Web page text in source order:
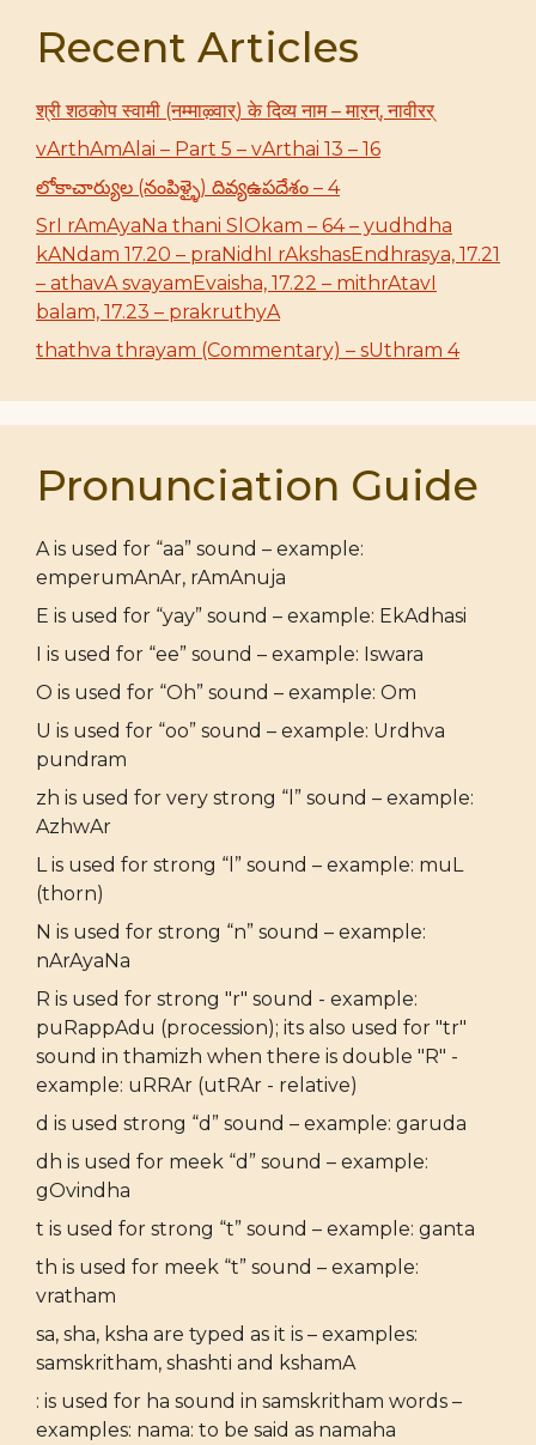
Recent Articles
श्री शठकोप स्वामी (नम्माऴ्वार्) के दिव्य नाम – माऱन्, नावीरर्
vArthAmAlai – Part 5 – vArthai 13 – 16
లోకాచార్యుల (నంపిళ్ళై) దివ్యఉపదేశం – 4
SrI rAmAyaNa thani SlOkam – 64 – yudhdha
kANdam 17.20 – praNidhI rAkshasEndhrasya, 17.21
– athavA svayamEvaisha, 17.22 – mithrAtavI
balam, 17.23 – prakruthyA
thathva thrayam (Commentary) – sUthram 4
Pronunciation Guide
A is used for “aa” sound – example:
emperumAnAr, rAmAnuja
E is used for “yay” sound – example: EkAdhasi
I is used for “ee” sound – example: Iswara
O is used for “Oh” sound – example: Om
U is used for “oo” sound – example: Urdhva
pundram
zh is used for very strong “l” sound – example:
AzhwAr
L is used for strong “l” sound – example: muL
(thorn)
N is used for strong “n” sound – example:
nArAyaNa
R is used for strong "r" sound - example:
puRappAdu (procession); its also used for "tr"
sound in thamizh when there is double "R" -
example: uRRAr (utRAr - relative)
d is used strong “d” sound – example: garuda
dh is used for meek “d” sound – example:
gOvindha
t is used for strong “t” sound – example: ganta
th is used for meek “t” sound – example:
vratham
sa, sha, ksha are typed as it is – examples:
samskritham, shashti and kshamA
: is used for ha sound in samskritham words –
examples: nama: to be said as namaha